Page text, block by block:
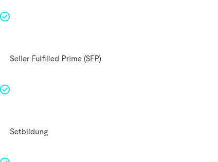
Seller Fulfilled Prime (SFP)
Setbildung